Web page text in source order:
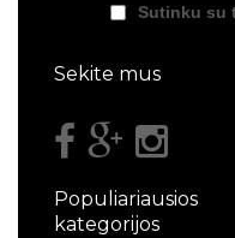
Sutinku su
Sekite mus
Populiariausios
kategorijos